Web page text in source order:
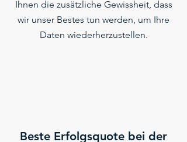
Ihnen die zusätzliche Gewissheit, dass
wir unser Bestes tun werden, um Ihre
Daten wiederherzustellen.
Beste Erfolgsquote bei der